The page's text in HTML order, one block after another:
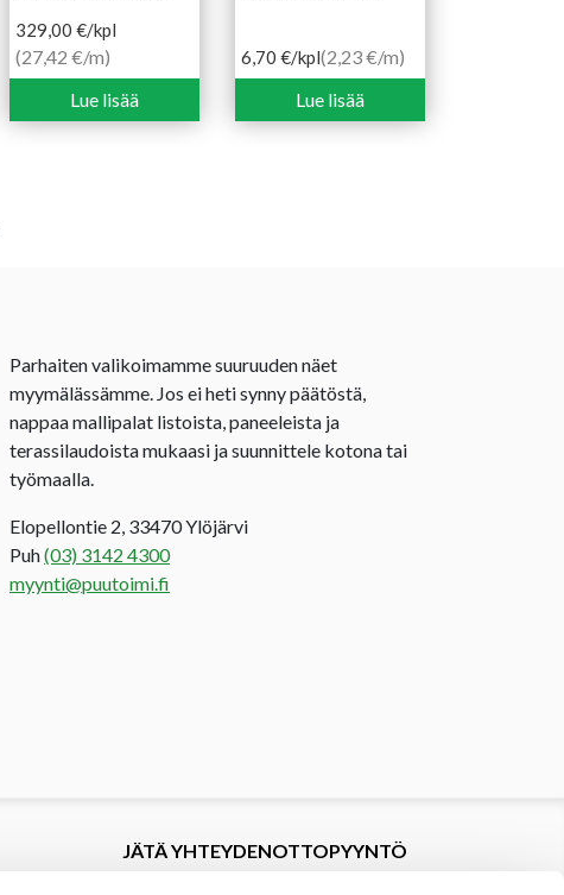
329,00 €/kpl
(27,42 €/m)
Lue lisää
6,70 €/kpl(2,23 €/m)
Lue lisää
Parhaiten valikoimamme suuruuden näet
myymälässämme. Jos ei heti synny päätöstä,
nappaa mallipalat listoista, paneeleista ja
terassilaudoista mukaasi ja suunnittele kotona tai
työmaalla.
Elopellontie 2, 33470 Ylöjärvi
Puh(03) 3142 4300
myynti@puutoimi.fi
JÄTÄ YHTEYDENOTTOPYYNTÖ